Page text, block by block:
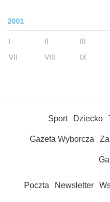
2001
I II III
VII
VIII IX
Sport Dziecko
Gazeta Wyborcza
Poczta Newsletter